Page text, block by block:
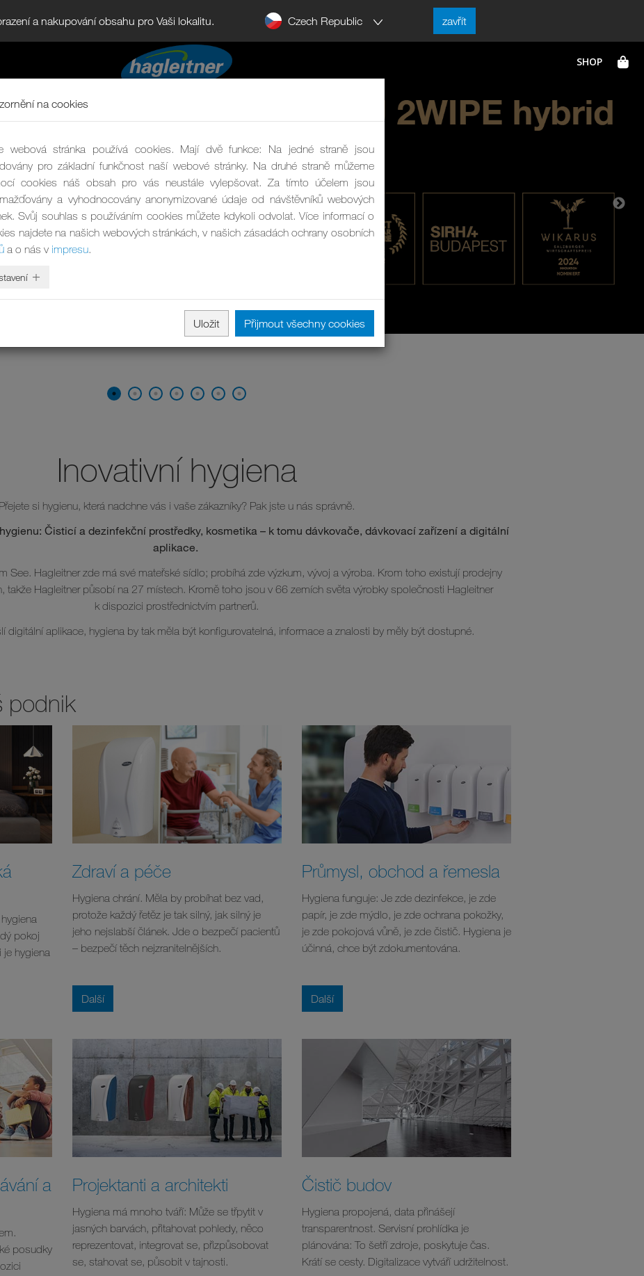
a nakupování obsahu pro Vaši lokalitu. Czech Republic zavřít
Inovativní hygiena
Přejete si hygienu, která nadchne vás i vaše zákazníky? Pak jste u nás správně.
Čisticí a dezinfekční prostředky, kosmetika – k tomu dávkovače, dávkovací zařízení a digitální
aplikace.
See. Hagleitner zde má své mateřské sídlo; probíhá zde výzkum, vývoj a výroba. Krom toho existují prodejny
takže Hagleitner působí na 27 místech. Kromě toho jsou v 66 zemích světa výrobky společnosti Hagleitner
k dispozici prostřednictvím partnerů.
digitální aplikace, hygiena by tak měla být konfigurovatelná, informace a znalosti by měly být dostupné.
podnik
pokoj
je hygiena
Zdraví a péče
Hygiena chrání. Měla by probíhat bez vad,
protože každý řetěz je tak silný, jak silný je
jeho nejslabší článek. Jde o bezpečí pacientů
– bezpečí těch nejzranitelnějších.
Další
Průmysl, obchod a řemesla
Hygiena funguje: Je zde dezinfekce, je zde
papír, je zde mýdlo, je zde ochrana pokožky,
je zde pokojová vůně, je zde čistič. Hygiena je
účinná, chce být zdokumentována.
Další
a
posudky
Projektanti a architekti
Hygiena má mnoho tváří: Může se třpytit v
jasných barvách, přitahovat pohledy, něco
reprezentovat, integrovat se, přizpůsobovat
se, stahovat se, působit v tajnosti.
Čistič budov
Hygiena propojená, data přinášejí
transparentnost. Servisní prohlídka je
plánována: To šetří zdroje, poskytuje čas.
Krátí se cesty. Digitalizace vytváří udržitelnost.
na cookies
webová stránka používá cookies. Mají dvě funkce: Na jedné straně jsou
pro základní funkčnost naší webové stránky. Na druhé straně můžeme
cookies náš obsah pro vás neustále vylepšovat. Za tímto účelem jsou
a vyhodnocovány anonymizované údaje od návštěvníků webových
Svůj souhlas s používáním cookies můžete kdykoli odvolat. Více informací o
najdete na našich webových stránkách, v našich zásadách ochrany osobních
a o nás v impresu.
Uložit Přijmout všechny cookies